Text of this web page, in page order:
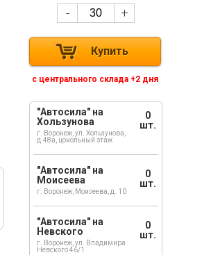
- +
Купить
с центрального склада +2 дня
"Автосила" на
Хользунова
г. Воронеж, ул. Хользунова,
д.48а, цокольный этаж
0
шт.
"Автосила" на
Моисеева
г. Воронеж, Моисеева, д. 10
0
шт.
"Автосила" на
Невского
г. Воронеж, ул. Владимира
Невского 46/1
0
шт.